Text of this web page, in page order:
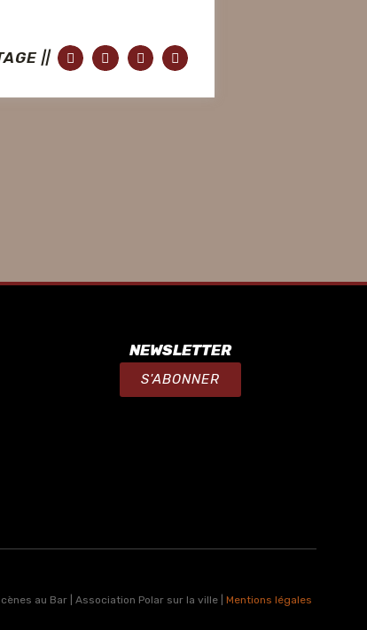
||
NEWSLETTER
S'ABONNER
au Bar | Association Polar sur la ville | Mentions légales